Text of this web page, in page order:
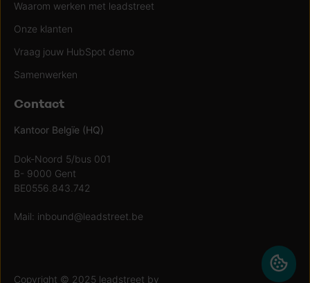
Waarom werken met leadstreet
Onze klanten
Vraag jouw HubSpot demo
Samenwerken
Contact
Kantoor Belgïe (HQ)
Dok-Noord 5/bus 001
B- 9000 Gent
BE0556.843.742
Mail: inbound@leadstreet.be
Copyright © 2025 leadstreet bv